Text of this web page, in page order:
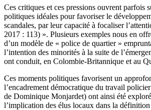
Ces critiques et ces pressions ouvrent parfois
politiques idéales pour favoriser le
scandales, par leur capacité à focaliser
2017 : 113) ». Plusieurs exemples nous en
d’un modèle de « police de quartier »
l’intention des minorités à la suite de
ont conduit, en Colombie-Britannique et au
Ces moments politiques favorisent un
l’encadrement démocratique du travail
de Dominique Monjardet) ont ainsi été
l’implication des élus locaux dans la